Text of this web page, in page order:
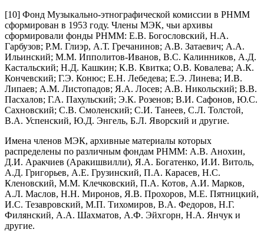
[10] Фонд Музыкально-этнографической комиссии в РНММ
сформирован в 1953 году. Члены МЭК, чьи архивы
сформировали фонды РНММ: Е.В. Богословский, Н.А.
Гарбузов; Р.М. Глиэр, А.Т. Гречанинов; А.В. Затаевич; А.А.
Ильинский; М.М. Ипполитов-Иванов, В.С. Калинников, А.Д.
Кастальский; Н.Д. Кашкин; К.В. Квитка; О.В. Ковалева; А.К.
Кончевский; Г.Э. Конюс; Е.Н. Лебедева; Е.Э. Линева; И.В.
Липаев; А.М. Листопадов; Я.А. Лосев; А.В. Никольский; В.В.
Пасхалов; Г.А. Пахульский; Э.К. Розенов; В.И. Сафонов, Ю.С.
Сахновский; С.В. Смоленский; С.И. Танеев, С.Л. Толстой,
В.А. Успенский, Ю.Д. Энгель, Б.Л. Яворский и другие.
Имена членов МЭК, архивные материалы которых
распределены по различным фондам РНММ: А.В. Анохин,
Д.И. Аракчиев (Аракишвилли), Я.А. Богатенко, И.И. Витоль,
А.Д. Григорьев, А.Е. Грузинский, П.А. Карасев, Н.С.
Кленовский, М.М. Клечковский, П.А. Котов, А.И. Марков,
А.Л. Маслов, Н.Н. Миронов, Я.В. Прохоров, М.Е. Пятницкий,
И.С. Тезавровский, М.П. Тихомиров, В.А. Федоров, Н.Г.
Филянский, А.А. Шахматов, А.Ф. Эйхгорн, Н.А. Янчук и
другие.